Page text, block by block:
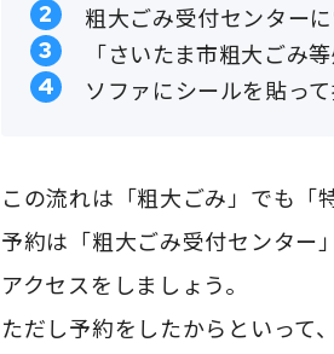
粗大ごみ受付センター
「さいたま市粗大ごみ
ソファにシールを貼っ
この流れは「粗大ごみ」でも「
予約は「粗大ごみ受付センター
アクセスをしましょう。
ただし予約をしたからといって